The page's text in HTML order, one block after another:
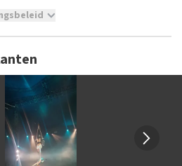
achter te laten als je geen
TopTicketShop. Reviews met
worden niet geplaatst.
voordat een review wordt